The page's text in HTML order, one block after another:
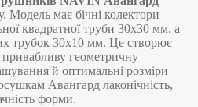
Модель має бічні колектори
квадратної труби 30х30 мм, а
трубок 30х10 мм. Це створює
геометричну
й оптимальні розміри
Авангард лаконічність,
форми.